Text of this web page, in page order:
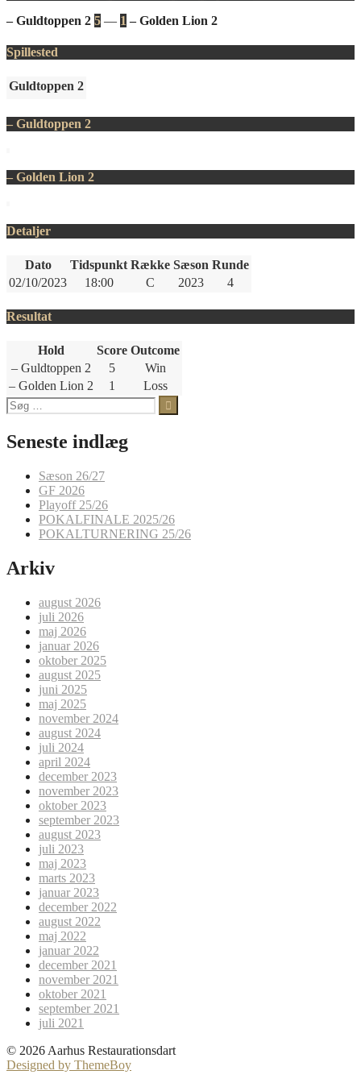
– Guldtoppen 2 5 — 1 – Golden Lion 2
Spillested
Guldtoppen 2
– Guldtoppen 2
– Golden Lion 2
Detaljer
Dato Tidspunkt Række Sæson Runde
02/10/2023
18:00 C 2023 4
Resultat
Hold Score Outcome
– Guldtoppen 2
5
Win
– Golden Lion 2
1
Loss
Søg
efter:
Seneste indlæg
Sæson 26/27
GF 2026
Playoff 25/26
POKALFINALE 2025/26
POKALTURNERING 25/26
Arkiv
august 2026
juli 2026
maj 2026
januar 2026
oktober 2025
august 2025
juni 2025
maj 2025
november 2024
august 2024
juli 2024
april 2024
december 2023
november 2023
oktober 2023
september 2023
august 2023
juli 2023
maj 2023
marts 2023
januar 2023
december 2022
august 2022
maj 2022
januar 2022
december 2021
november 2021
oktober 2021
september 2021
juli 2021
© 2026 Aarhus Restaurationsdart
Designed by ThemeBoy